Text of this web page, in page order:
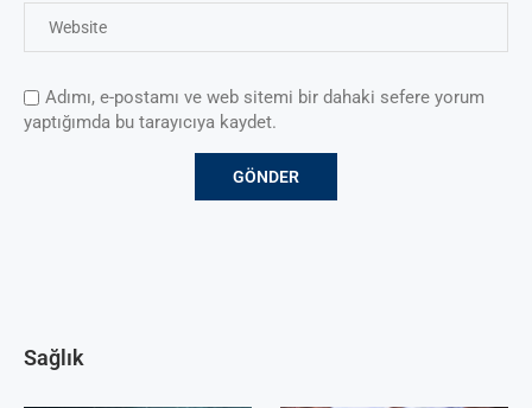
Adımı, e-postamı ve web sitemi bir dahaki sefere yorum
yaptığımda bu tarayıcıya kaydet.
Sağlık